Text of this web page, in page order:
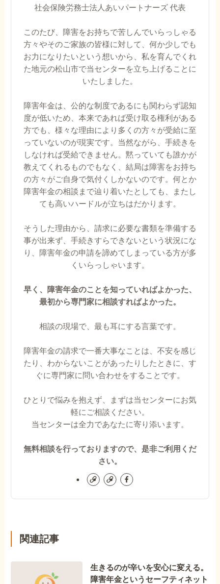
社会保険労務士法人あいパートナーズ 代表
このたび、障害をお持ちで苦しんでいらっしゃる
方々やそのご家族の皆様に対して、何か少しでも
お力になりたいという想いから、私を育んでくれ
た地元の松山市で当センターを立ち上げることに
いたしました。
障害年金は、公的な制度であるにも関わらず認知
度が低いため、本来であれば受け取る権利がある
方でも、様々な理由により多くの方々が受給に至
っていないのが現実です。当然ながら、手続きを
しなければ受給できません。黙っていても誰かが
教えてくれるものでもなく、結局は障害をお持ち
の方々がご自身で気付くしかないのです。何とか
障害年金の相談まで辿り着いたとしても、またし
ても高いハードルが立ちはだかります。
そうした理由から、請求に必要な書類を準備する
事が出来ず、手続きすらできないという状況にな
り、障害年金の申請を諦めてしまっている方が多
くいらっしゃいます。
早く、障害年金のことを知っていればよかった、
最初から専門家に相談すればよかった。
相談の現場で、最も耳にする言葉です。
障害年金の請求で一番大事なことは、不安を感じ
たり、わからないことがあったりしたときに、す
ぐに専門家に問い合わせをすることです。
ひとりで悩みを抱えず、まずは当センターにお気
軽にご相談ください。
当センターは全力であなたに寄り添います。
無料相談を行っておりますので、是非ご利用くだ
さい。
関連記事
生きるのが辛いを安心に変える。
障害年金というセーフティネット